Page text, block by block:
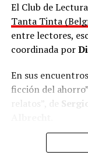
Hace un buen
vivo en Posadas,
El Club de
Tanta Tinta
entre lectores,
coordinada por
En sus
ficción del
relatos”, de
Todos son